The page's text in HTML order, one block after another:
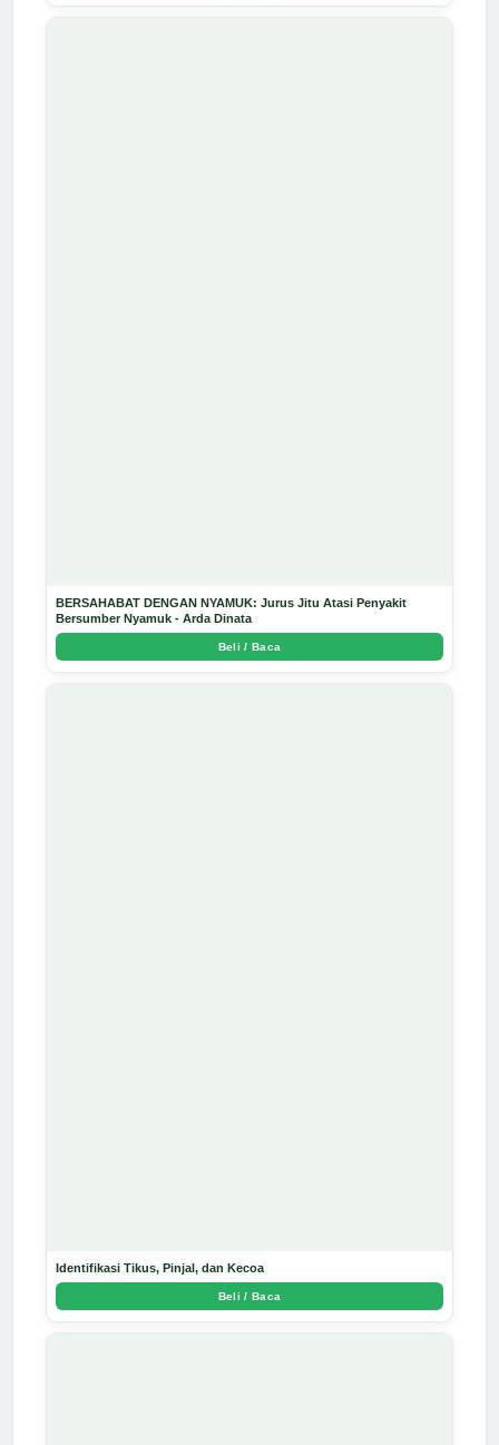
BERSAHABAT DENGAN NYAMUK: Jurus Jitu Atasi Penyakit
Bersumber Nyamuk - Arda Dinata
Beli / Baca
Identifikasi Tikus, Pinjal, dan Kecoa
Beli / Baca